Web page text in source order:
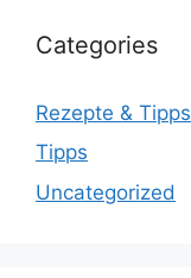
Categories
Rezepte & Tipps
Tipps
Uncategorized